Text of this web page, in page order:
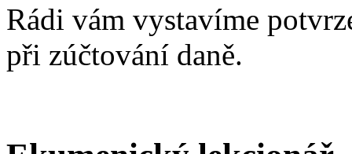
Rádi vám vystavíme
při zúčtování daně.